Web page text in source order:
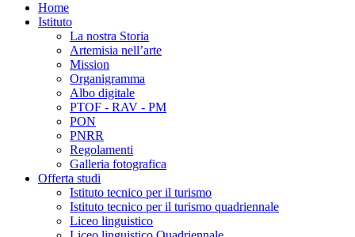
Home
Istituto
La nostra Storia
Artemisia nell’arte
Mission
Organigramma
Albo digitale
PTOF - RAV - PM
PON
PNRR
Regolamenti
Galleria fotografica
Offerta studi
Istituto tecnico per il turismo
Istituto tecnico per il turismo quadriennale
Liceo linguistico